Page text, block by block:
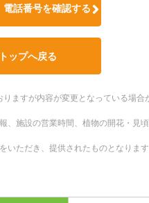
話番号を確認する
ップへ戻る
ますが内容が変更となっている場合
施設の営業時間、植物の開花・見
ただき、提供されたものとなりま